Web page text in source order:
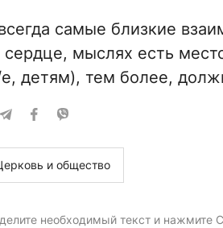
самые близкие
мыслях есть
детям), тем более,
и общество
необходимый текст и нажмите